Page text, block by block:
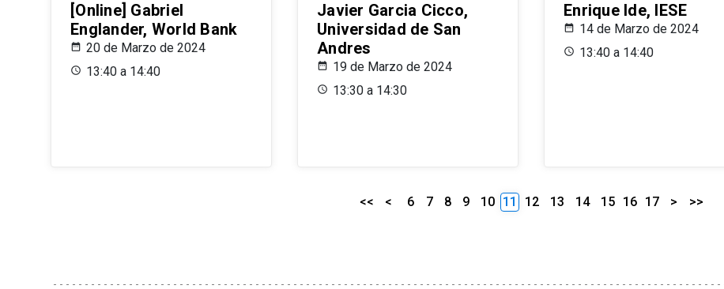
[Online] Gabriel
Englander, World Bank
20 de Marzo de 2024
13:40 a 14:40
Javier Garcia Cicco,
Universidad de San
Andres
19 de Marzo de 2024
13:30 a 14:30
Enrique Ide, IESE
14 de Marzo de 2024
13:40 a 14:40
<< < 6 7 8 9 10 11 12 13 14 15 16 17 > >>